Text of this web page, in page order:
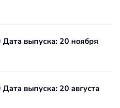
Дата выпуска: 20 ноября
Дата выпуска: 20 августа